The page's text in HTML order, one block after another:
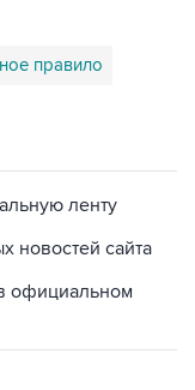
новостей сайта
официальном